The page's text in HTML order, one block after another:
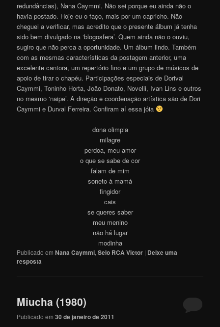
redundâncias), Nana Caymmi. Não sei porque eu ainda não o
havia postado. Hoje eu o faço, mais por um capricho. Não
cheguei a verificar, mas acredito que o presente álbum já tenha
sido bem divulgado na ‘blogosfera’. Quem ainda não o ouviu,
sugiro que não perca a oportunidade. Um álbum lindo. Também
com as mesmas características da postagem anterior, uma
excelente cantora, um repertório fino e um grupo de músicos de
apoio de tirar o chapéu. Participações especiais de Dorival
Caymmi, Toninho Horta, João Donato, Novelli, Ivan Lins e outros
no mesmo ‘naipe’. A direção e coordenação artística são de Dori
Caymmi e Durval Ferreira. Confiram aí essa jóia
dona olimpia
milagre
perdoa, meu amor
o que se sabe de cor
falam de mim
soneto à mamá
fingidor
cais
se queres saber
meu menino
não há lugar
modinha
Publicado em Nana Caymmi,Selo RCA Victor | Deixe uma
resposta
Miucha (1980)
Publicado em30 de janeiro de 2011